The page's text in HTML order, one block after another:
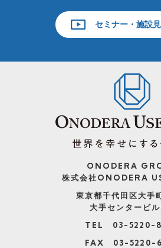
セミナー・施設
ONODERA
株式会社ONODERA
東京都千代田区大手
大手センタービ
TEL 03-5220-
FAX 03-5220-